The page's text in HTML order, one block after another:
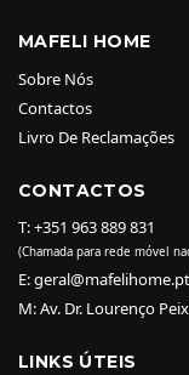
MAFELI HOME
Sobre Nós
Contactos
Livro De Reclamações
CONTACTOS
T: +351 963 889 831
(Chamada para rede móvel
E: geral@mafelihome.pt
M: Av. Dr. Lourenço
LINKS ÚTEIS